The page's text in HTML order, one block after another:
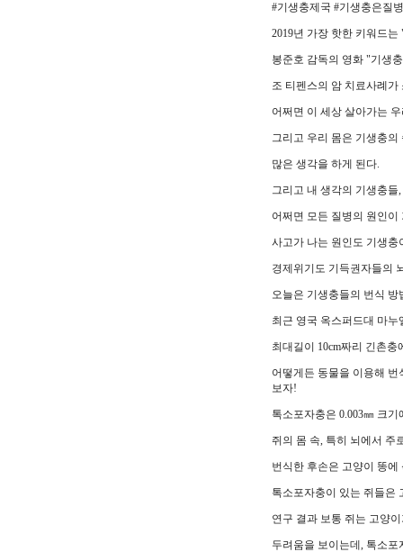
#기생충제국 #기생충은질
2019년 가장 핫한 키워드
봉준호 감독의 영화 "기생
조 티펜스의 암 치료사례
어쩌면 이 세상 살아가는
그리고 우리 몸은 기생충
많은 생각을 하게 된다.
그리고 내 생각의 기생충
어쩌면 모든 질병의 원인이
사고가 나는 원인도 기생충
경제위기도 기득권자들의
오늘은 기생충들의 번식
최근 영국 옥스퍼드대 마
최대길이 10cm짜리 긴촌
어떻게든 동물을 이용해
보자!
톡소포자충은 0.003㎜ 크
쥐의 몸 속, 특히 뇌에서 주
번식한 후손은 고양이 똥
톡소포자충이 있는 쥐들은
연구 결과 보통 쥐는 고양
두려움을 보이는데, 톡소